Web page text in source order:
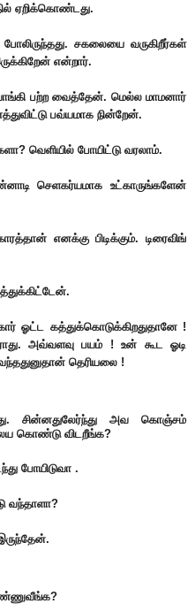
ஏறிக்கொண்டது.
சகலையை வருகிறீர்கள்
என்றார்.
பற்ற வைத்தேன். மெல்ல மாமனார்
பவ்யமாக நின்றேன்.
வெளியில் போயிட்டு வரலாம்.
செளகர்யமாக உட்காருங்களேன்
எனக்கு பிடிக்கும். டிரைவிங்
ஓட்ட கத்துக்கொடுக்கிறதுதானே !
அவ்வளவு பயம் ! உன் கூட ஓடி
வந்ததுனுதான் தெரியலை !
சின்னதுலேர்ந்து அவ கொஞ்சம்
கொண்டு விடறீங்க?
போயிடுவா .
வந்தாளா?